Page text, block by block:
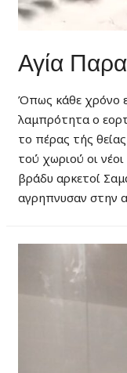
Αγία
Όπως κάθε χρόνο
λαμπρότητα ο
το πέρας τής
τού χωριού οι
βράδυ αρκετοί
αγρηπνυσαν στην